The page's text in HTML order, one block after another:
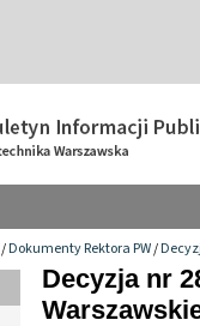
/Dokumenty Rektora PW/
Decyzja nr